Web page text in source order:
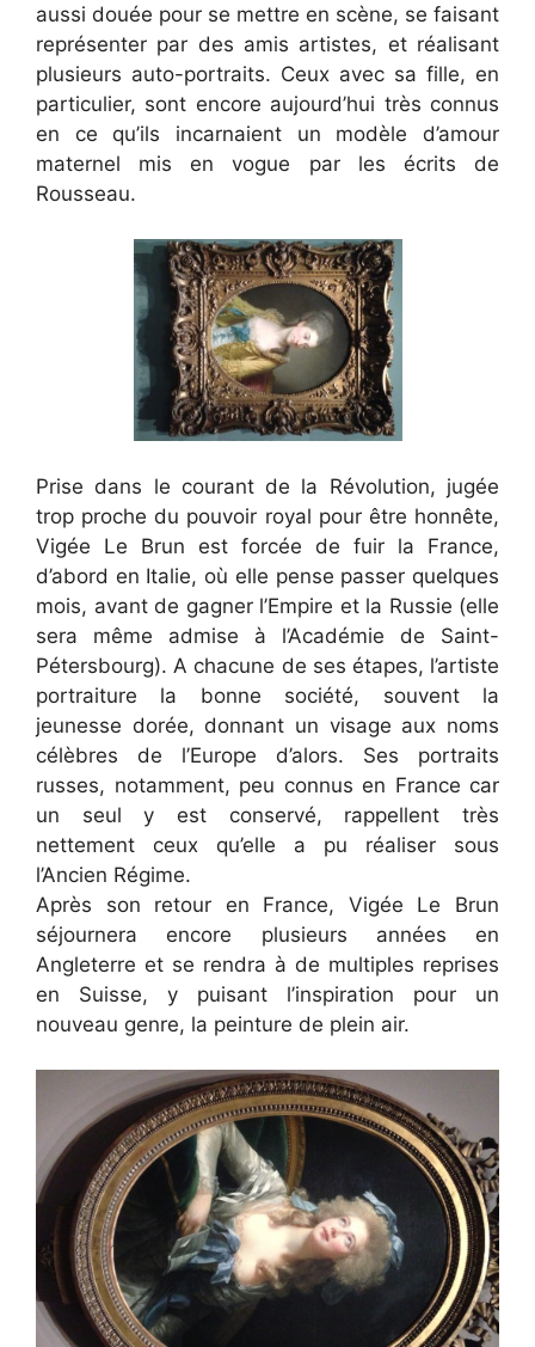
aussi douée pour se mettre en scène, se faisant
représenter par des amis artistes, et réalisant
plusieurs auto-portraits. Ceux avec sa fille, en
particulier, sont encore aujourd’hui très connus
en ce qu’ils incarnaient un modèle d’amour
maternel mis en vogue par les écrits de
Rousseau.
Prise dans le courant de la Révolution, jugée
trop proche du pouvoir royal pour être honnête,
Vigée Le Brun est forcée de fuir la France,
d’abord en Italie, où elle pense passer quelques
mois, avant de gagner l’Empire et la Russie (elle
sera même admise à l’Académie de Saint-
Pétersbourg). A chacune de ses étapes, l’artiste
portraiture la bonne société, souvent la
jeunesse dorée, donnant un visage aux noms
célèbres de l’Europe d’alors. Ses portraits
russes, notamment, peu connus en France car
un seul y est conservé, rappellent très
nettement ceux qu’elle a pu réaliser sous
l’Ancien Régime.
Après son retour en France, Vigée Le Brun
séjournera encore plusieurs années en
Angleterre et se rendra à de multiples reprises
en Suisse, y puisant l’inspiration pour un
nouveau genre, la peinture de plein air.